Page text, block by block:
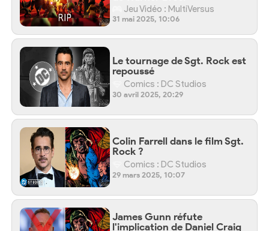
Jeu Vidéo : MultiVersus
31 mai 2025, 10:06
Le tournage de Sgt. Rock est
repoussé
Comics : DC Studios
30 avril 2025, 20:29
Colin Farrell dans le film Sgt.
Rock ?
Comics : DC Studios
29 mars 2025, 10:07
James Gunn réfute
l'implication de Daniel Craig